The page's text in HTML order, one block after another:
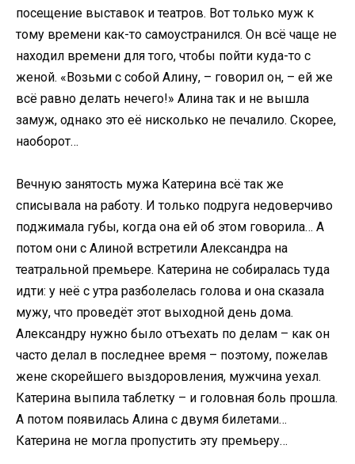
посещение выставок и театров. Вот только муж к
тому времени как-то самоустранился. Он всё чаще не
находил времени для того, чтобы пойти куда-то с
женой. «Возьми с собой Алину, – говорил он, – ей же
всё равно делать нечего!» Алина так и не вышла
замуж, однако это её нисколько не печалило. Скорее,
наоборот…
Вечную занятость мужа Катерина всё так же
списывала на работу. И только подруга недоверчиво
поджимала губы, когда она ей об этом говорила… А
потом они с Алиной встретили Александра на
театральной премьере. Катерина не собиралась туда
идти: у неё с утра разболелась голова и она сказала
мужу, что проведёт этот выходной день дома.
Александру нужно было отъехать по делам – как он
часто делал в последнее время – поэтому, пожелав
жене скорейшего выздоровления, мужчина уехал.
Катерина выпила таблетку – и головная боль прошла.
А потом появилась Алина с двумя билетами…
Катерина не могла пропустить эту премьеру…